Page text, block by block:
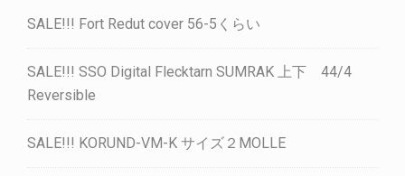
SALE!!! Fort Redut cover 56-5くらい
SALE!!! SSO Digital Flecktarn SUMRAK 上下 44/4
Reversible
SALE!!! KORUND-VM-K サイズ２MOLLE